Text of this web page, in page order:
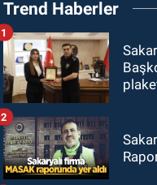
Trend Haberler
1
2